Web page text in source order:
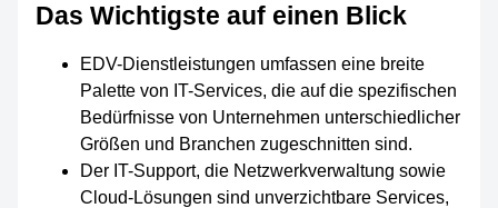
Das Wichtigste auf einen Blick
EDV-Dienstleistungen umfassen eine breite
Palette von IT-Services, die auf die spezifischen
Bedürfnisse von Unternehmen unterschiedlicher
Größen und Branchen zugeschnitten sind.
Der IT-Support, die Netzwerkverwaltung sowie
Cloud-Lösungen sind unverzichtbare Services,